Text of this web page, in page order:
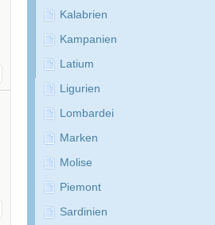
Kalabrien
Kampanien
Latium
Ligurien
Lombardei
Marken
Molise
Piemont
Sardinien